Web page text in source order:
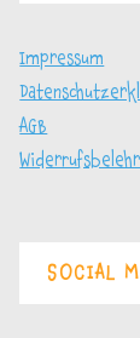
Impressum
AGB
SOCIAL